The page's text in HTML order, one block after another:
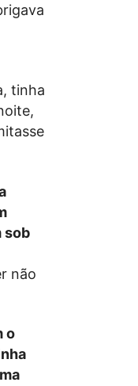
tinha
sob
não
o